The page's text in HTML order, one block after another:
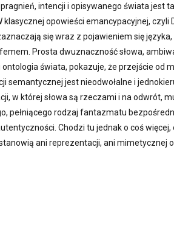
intencji i opisywanego świata jest
klasycznej opowieści emancypacyjnej, czyli
się wraz z pojawieniem się języka,
Prosta dwuznaczność słowa,
ontologia świata, pokazuje, że przejście od
semantycznej jest nieodwołalne i
w której słowa są rzeczami i na odwrót,
pełniącego rodzaj fantazmatu
Chodzi tu jednak o coś
ani reprezentacji, ani mimetycznej